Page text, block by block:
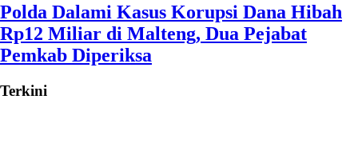
Polda Dalami Kasus Korupsi Dana Hibah
Rp12 Miliar di Malteng, Dua Pejabat
Pemkab Diperiksa
Terkini